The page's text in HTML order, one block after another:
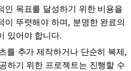
목표를 달성하기 위한 비용을
이 뚜렷해야 하며, 분명한 완료의
있어야 합니다.
를 추가 제작하거나 단순히 복제,
하기 위한 프로젝트는 진행할 수